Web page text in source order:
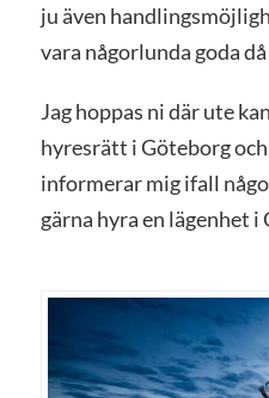
ju även
vara någorlunda goda
Jag hoppas ni där ute
hyresrätt i Göteborg
informerar mig ifall
gärna hyra en lägenhet i